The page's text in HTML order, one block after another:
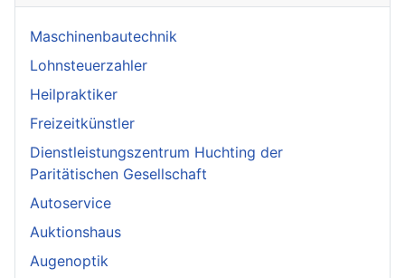
Maschinenbautechnik
Lohnsteuerzahler
Heilpraktiker
Freizeitkünstler
Dienstleistungszentrum Huchting der
Paritätischen Gesellschaft
Autoservice
Auktionshaus
Augenoptik